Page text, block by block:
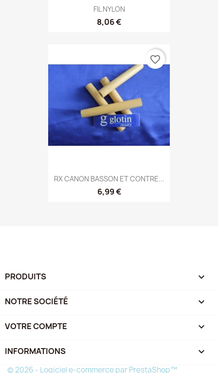
FIL NYLON
8,06 €
RX CANON BASSON ET CONTRE...
6,99 €
favorite_border
PRODUITS 
NOTRE SOCIÉTÉ 
VOTRE COMPTE 
INFORMATIONS keyboard_arrow_down
© 2026 - Logiciel e-commerce par PrestaShop™